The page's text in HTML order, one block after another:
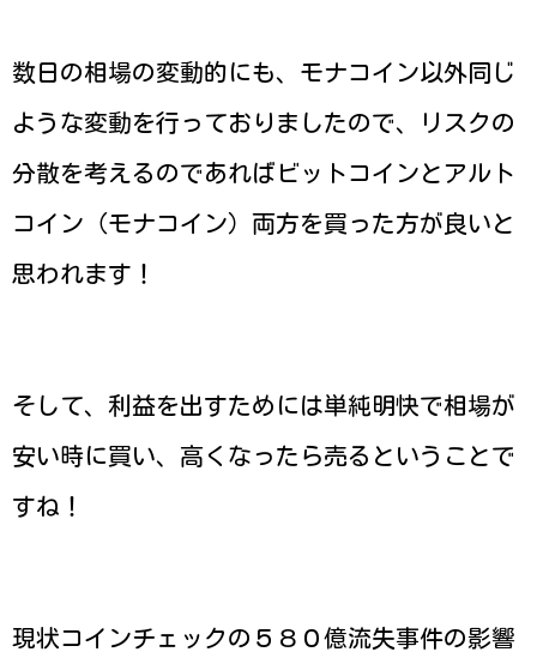
数日の相場の変動的にも、モナコイン以外同じ
ような変動を行っておりましたので、リスクの
分散を考えるのであればビットコインとアルト
コイン（モナコイン）両方を買った方が良いと
思われます！
そして、利益を出すためには単純明快で相場が
安い時に買い、高くなったら売るということで
すね！
現状コインチェックの５８０億流失事件の影響